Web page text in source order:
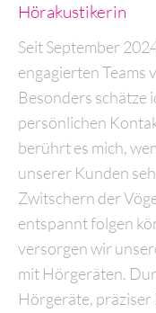
Hörakustikerin
Seit September
engagierten Teams
Besonders schätze
persönlichen
berührt es mich,
unserer Kunden
Zwitschern der
entspannt folgen
versorgen wir
mit Hörgeräten.
Hörgeräte,